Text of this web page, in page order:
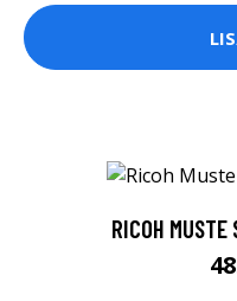
RICOH